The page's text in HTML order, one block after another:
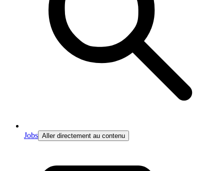
Jobs Aller directement au contenu